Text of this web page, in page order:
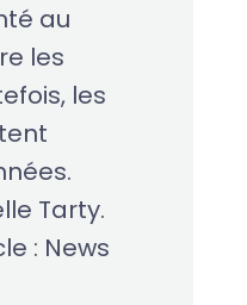
au
les
les
Tarty.
: News